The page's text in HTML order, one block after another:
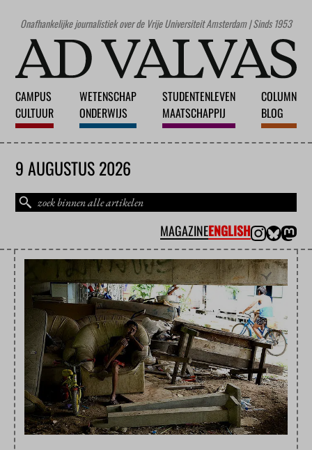
Onafhankelijke journalistiek over de Vrije Universiteit Amsterdam | Sinds 1953
CAMPUS
CULTUUR
WETENSCHAP
ONDERWIJS
STUDENTENLEVEN
MAATSCHAPPIJ
COLUMN
BLOG
9 AUGUSTUS 2026
MAGAZINEENGLISH